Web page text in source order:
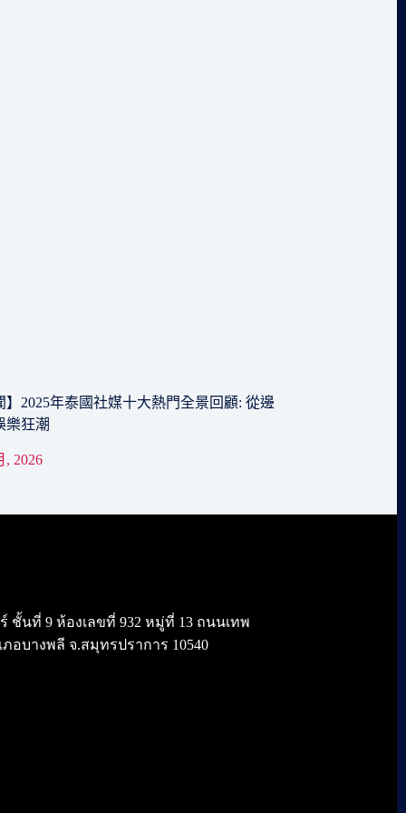
】2025年泰國社媒十大熱門全景回顧: 從邊
樂狂潮
, 2026
ร์ ชั้นที่ 9 ห้องเลขที่ 932 หมู่ที่ 13 ถนนเทพ
อบางพลี จ.สมุทรปราการ 10540